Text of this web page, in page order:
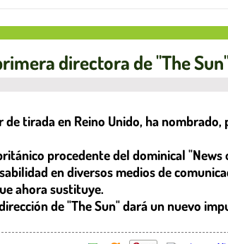
directora de "The
tirada en Reino Unido, ha
procedente del dominical
en diversos medios de
ahora sustituye.
de "The Sun" dará un nuevo